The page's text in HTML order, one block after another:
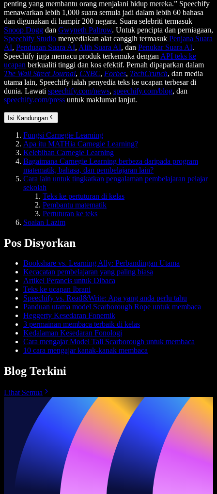
penting yang membantu orang menjalani hidup mereka.” Speechify
menawarkan lebih 1,000 suara semula jadi dalam lebih 60 bahasa
dan digunakan di hampir 200 negara. Suara selebriti termasuk
Snoop Dogg dan Gwyneth Paltrow. Untuk pencipta dan perniagaan,
Speechify Studio menyediakan alat canggih termasuk Penjana Suara
AI, Penduaan Suara AI, Alih Suara AI, dan Penukar Suara AI.
Speechify juga memacu produk terkemuka dengan API teks ke
ucapan berkualiti tinggi dan kos efektif. Pernah dipaparkan dalam
The Wall Street Journal, CNBC, Forbes, TechCrunch, dan media
utama lain, Speechify ialah penyedia teks ke ucapan terbesar di
dunia. Lawati speechify.com/news, speechify.com/blog, dan
speechify.com/press untuk maklumat lanjut.
Isi Kandungan
Fungsi Carnegie Learning
Apa itu MATHia Carnegie Learning?
Kelebihan Carnegie Learning
Bagaimana Carnegie Learning berbeza daripada program
matematik, bahasa, dan pembelajaran lain?
Cara lain untuk tingkatkan pengalaman pembelajaran pelajar
sekolah
Teks ke pertuturan di kelas
Pembantu matematik
Pertuturan ke teks
Soalan Lazim
Pos Disyorkan
Bookshare vs. Learning Ally: Perbandingan Utama
Kecacatan pembelajaran yang paling biasa
Artikel Perancis untuk Dibaca
Teks ke ucapan Ibrani
Speechify vs. Read&Write: Apa yang anda perlu tahu
Panduan utama model Scarborough Rope untuk membaca
Heggerty Kesedaran Fonemik
3 permainan membaca terbaik di kelas
Kedalaman Kesedaran Fonologi
Cara mengajar Model Tali Scarborough untuk membaca
10 cara mengajar kanak-kanak membaca
Blog Terkini
Lihat Semua